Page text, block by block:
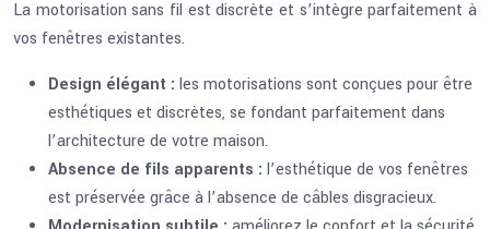
La motorisation sans fil est discrète et s’intègre parfaitement à
vos fenêtres existantes.
Design élégant : les motorisations sont conçues pour être
esthétiques et discrètes, se fondant parfaitement dans
l’architecture de votre maison.
Absence de fils apparents : l’esthétique de vos fenêtres
est préservée grâce à l’absence de câbles disgracieux.